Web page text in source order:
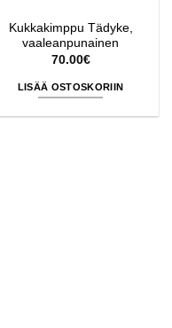
Kukkakimppu Tädyke,
vaaleanpunainen
70.00€
LISÄÄ OSTOSKORIIN